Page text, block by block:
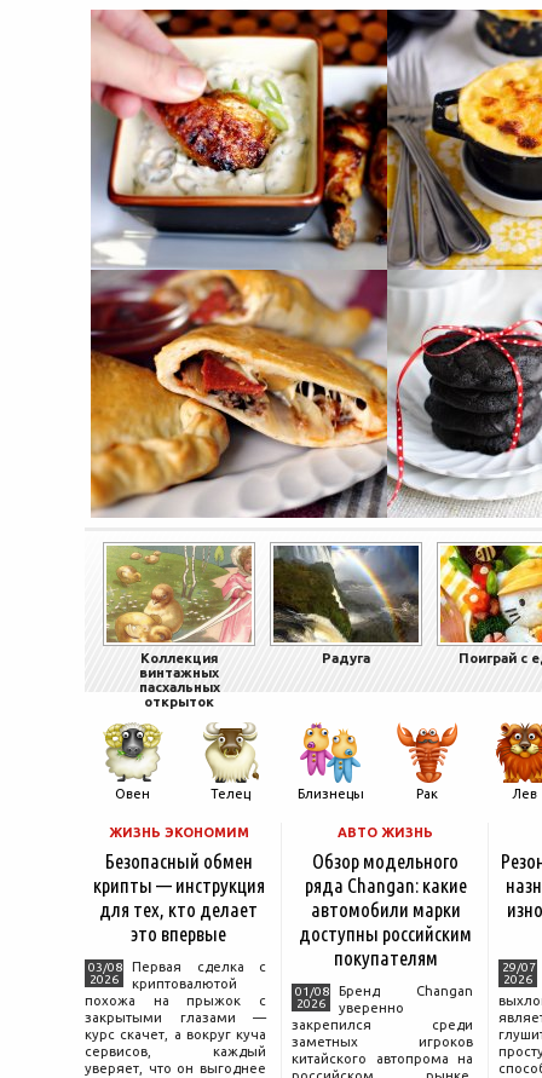
Коллекция
винтажных
пасхальных
открыток
Радуга Поиграй с
Овен Телец Близнецы Рак Лев
ЖИЗНЬ ЭКОНОМИМ
Безопасный обмен
крипты — инструкция
для тех, кто делает
это впервые
03/08
2026
Первая сделка с
криптовалютой
похожа на прыжок с
закрытыми глазами —
курс скачет, а вокруг куча
сервисов, каждый
уверяет, что он выгоднее
АВТО ЖИЗНЬ
Обзор модельного
ряда Changan: какие
автомобили марки
доступны российским
покупателям
01/08
2026
Бренд Changan
уверенно
закрепился среди
заметных игроков
китайского автопрома на
29/07
2026